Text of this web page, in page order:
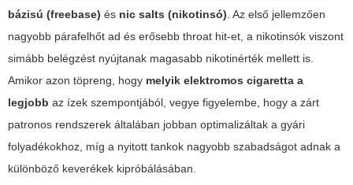
bázisú (freebase) és nic salts (nikotinsó) . Az első jellemzően
nagyobb párafelhőt ad és erősebb throat hit-et, a nikotinsók viszont
simább belégzést nyújtanak magasabb nikotinérték mellett is.
Amikor azon töpreng, hogy melyik elektromos cigaretta a
legjobb az ízek szempontjából, vegye figyelembe, hogy a zárt
patronos rendszerek általában jobban optimalizáltak a gyári
folyadékokhoz, míg a nyitott tankok nagyobb szabadságot adnak a
különböző keverékek kipróbálásában.